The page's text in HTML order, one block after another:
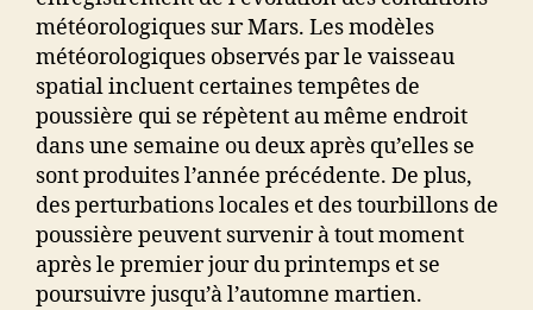
météorologiques sur Mars. Les modèles
météorologiques observés par le vaisseau
spatial incluent certaines tempêtes de
poussière qui se répètent au même endroit
dans une semaine ou deux après qu’elles se
sont produites l’année précédente. De plus,
des perturbations locales et des tourbillons de
poussière peuvent survenir à tout moment
après le premier jour du printemps et se
poursuivre jusqu’à l’automne martien.